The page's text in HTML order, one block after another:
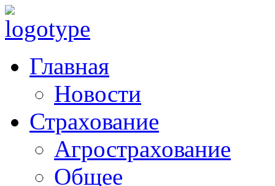
Главная
Новости
Страхование
Агрострахование
Общее